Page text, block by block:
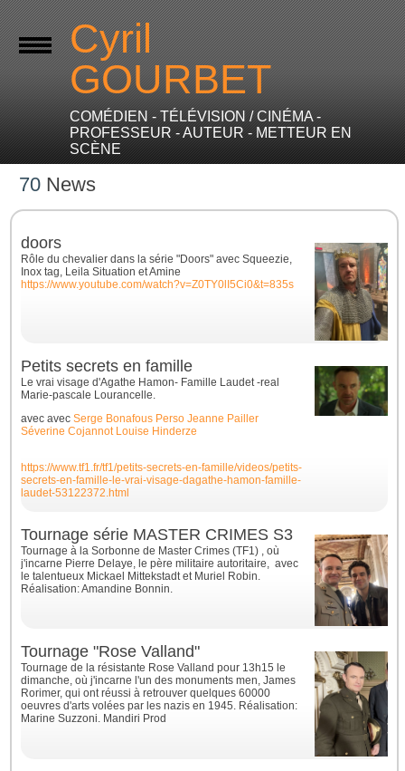
Cyril
GOURBET
COMÉDIEN - TÉLÉVISION / CINÉMA -
PROFESSEUR - AUTEUR - METTEUR EN
SCÈNE
70 News
doors
Rôle du chevalier dans la série "Doors" avec Squeezie,
Inox tag, Leila Situation et Amine
https://www.youtube.com/watch?v=Z0TY0lI5Ci0&t=835s
Petits secrets en famille
Le vrai visage d'Agathe Hamon- Famille Laudet -real
Marie-pascale Lourancelle.
avecavecSerge Bonafous Perso Jeanne Pailler
Séverine Cojannot Louise Hinderze
https://www.tf1.fr/tf1/petits-secrets-en-famille/videos/petits-
secrets-en-famille-le-vrai-visage-dagathe-hamon-famille-
laudet-53122372.html
Tournage série MASTER CRIMES S3
Tournage à la Sorbonne de Master Crimes (TF1) , où
j'incarne Pierre Delaye, le père militaire autoritaire, avec
le talentueux Mickael Mittekstadt et Muriel Robin.
Réalisation: Amandine Bonnin.
Tournage "Rose Valland"
Tournage de la résistante Rose Valland pour 13h15 le
dimanche, où j'incarne l'un des monuments men, James
Rorimer, qui ont réussi à retrouver quelques 60000
oeuvres d'arts volées par les nazis en 1945. Réalisation:
Marine Suzzoni. Mandiri Prod